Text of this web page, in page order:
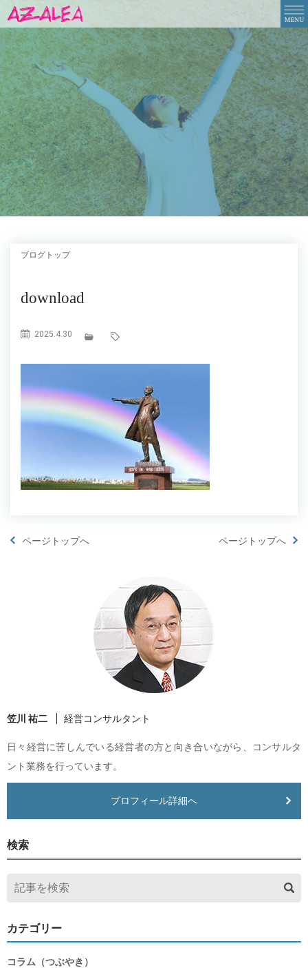
ブログトップ
download
2025.4.30
ページトップへ ページトップへ
笠川 祐二 経営コンサルタント
日々経営に苦しんでいる経営者の方と向き合いながら、コンサルタ
ント業務を行っています。
プロフィール詳細へ
検索
カテゴリー
コラム（つぶやき）